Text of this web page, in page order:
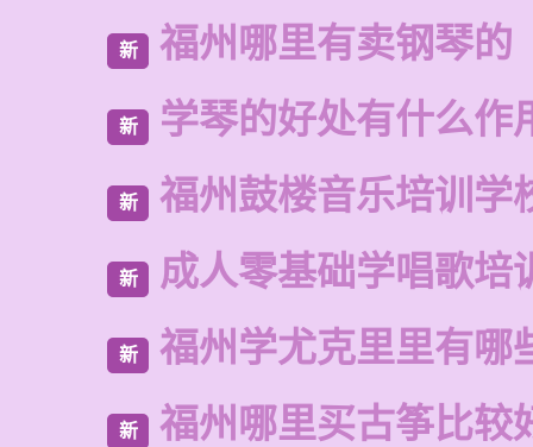
新 福州哪里有卖钢琴的
新 学琴的好处有什么作
新 福州鼓楼音乐培训学
新 成人零基础学唱歌培
新 福州学尤克里里有哪
新 福州哪里买古筝比较